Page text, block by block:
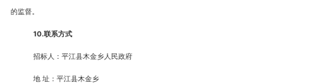
的监督。
10.联系方式
招标人：平江县木金乡人民政府
地 址：平江县木金乡